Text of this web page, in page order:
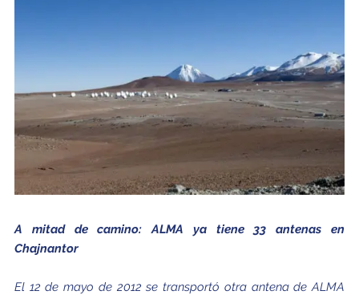
A mitad de camino: ALMA ya tiene 33 antenas en
Chajnantor
El 12 de mayo de 2012 se transportó otra antena de ALMA